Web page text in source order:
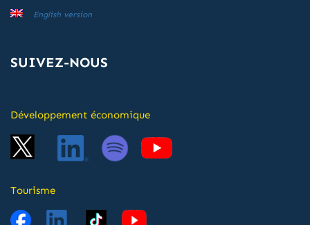
English version
SUIVEZ-NOUS
Développement économique
Tourisme